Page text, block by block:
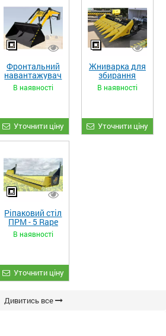
Фронтальний
навантажувач
«STRONG»
В наявності
Уточнити ціну
Жниварка для
збирання
кукурудзи
ЖКИ-870
В наявності
Уточнити ціну
Ріпаковий стіл
ПРМ - 5 Rape
Fiore
В наявності
Уточнити ціну
Дивитись все